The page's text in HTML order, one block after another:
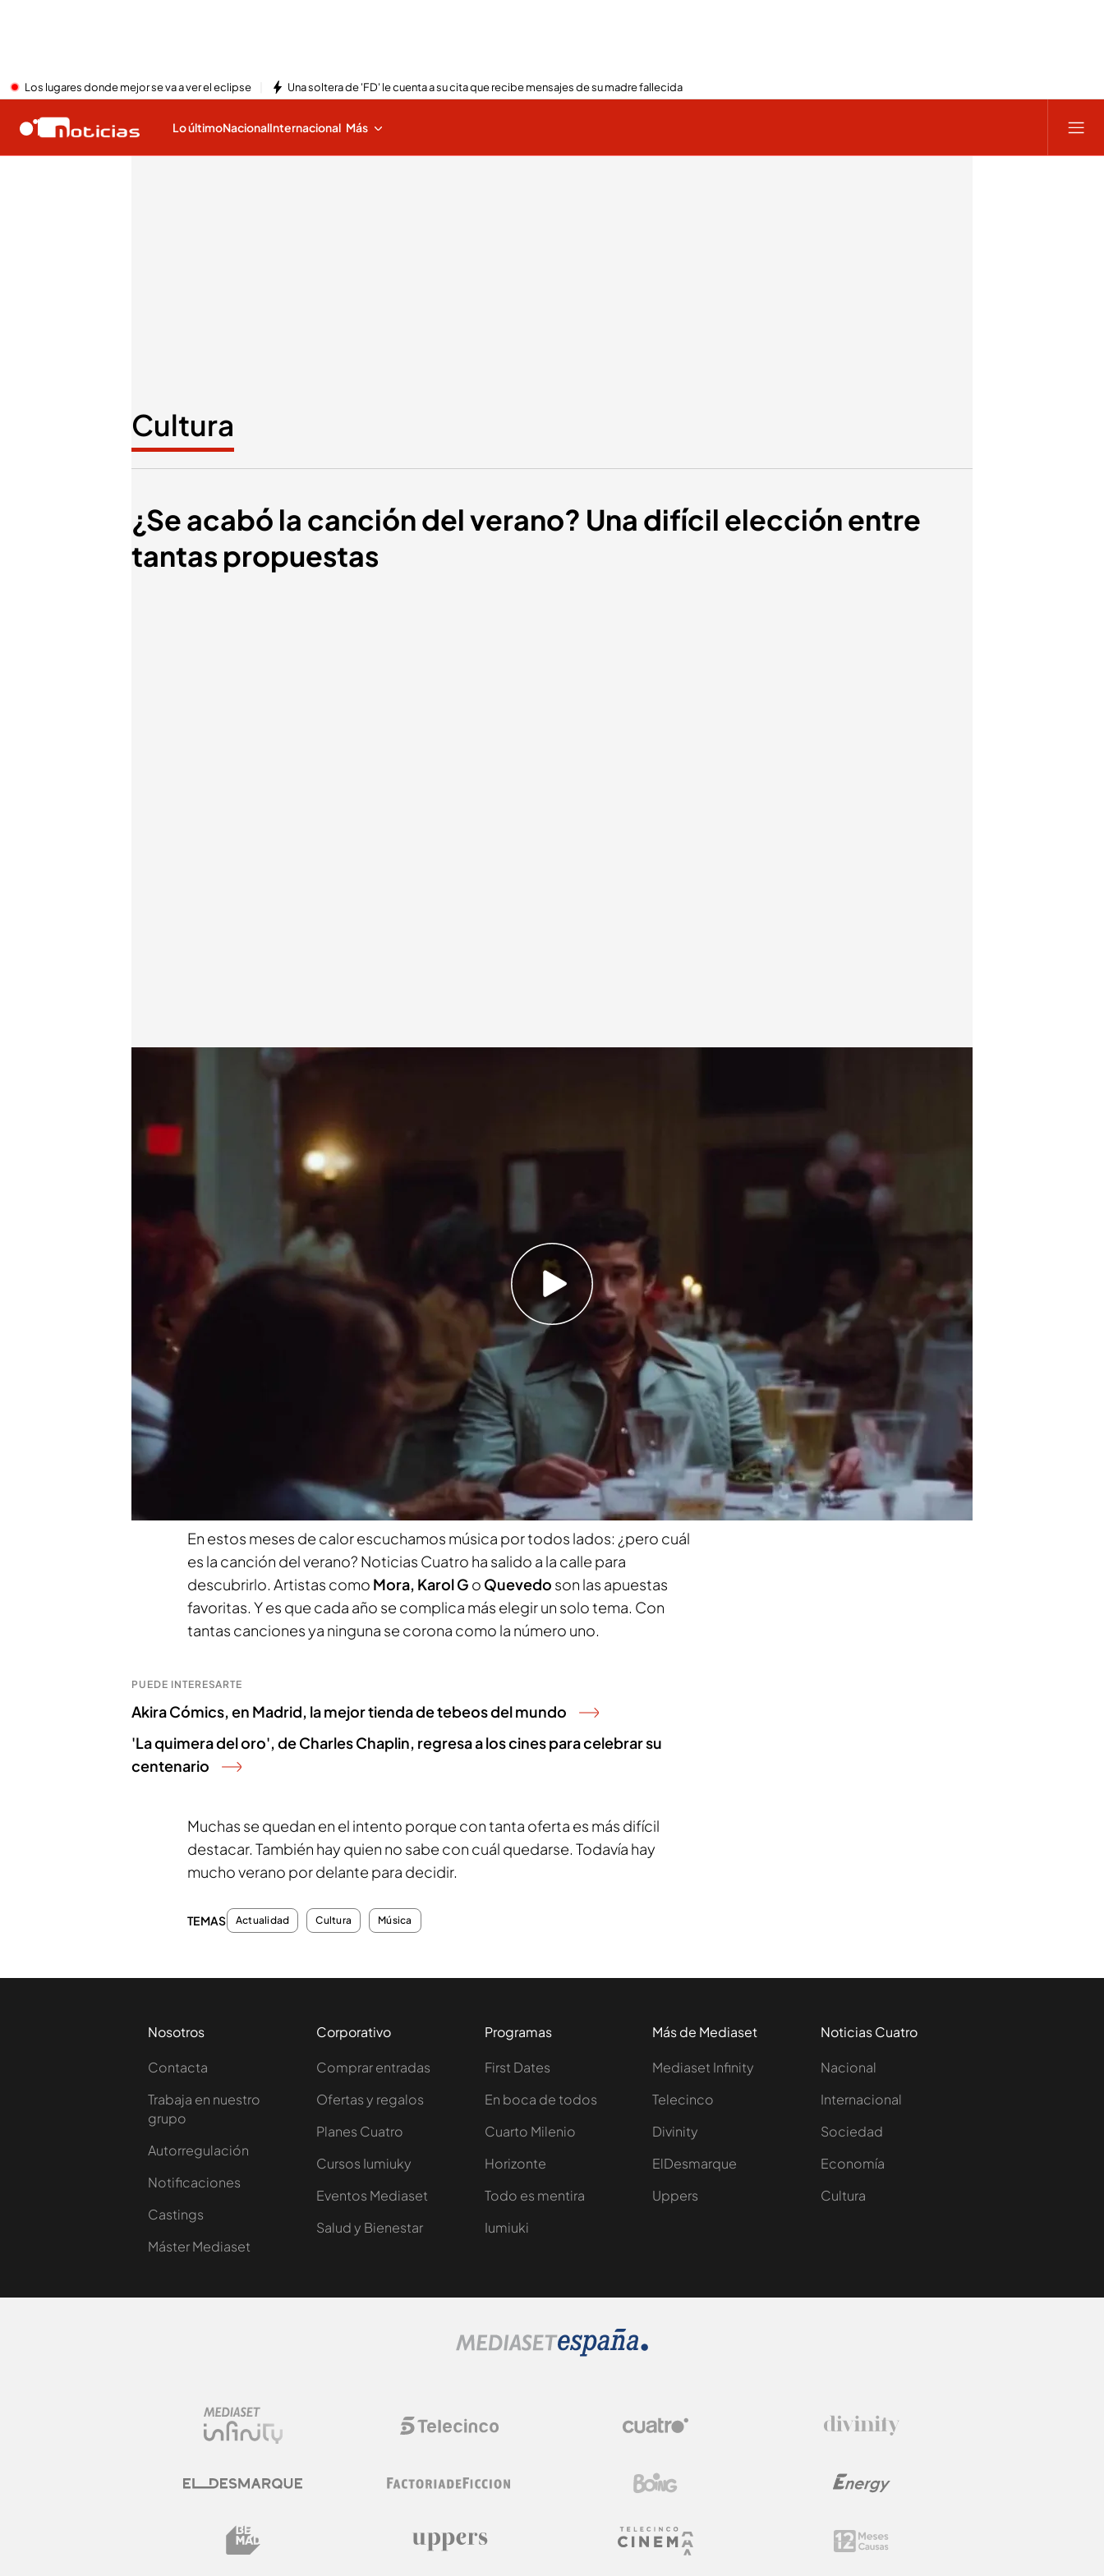
Los lugares donde mejor se va a ver el eclipse Una soltera de 'FD' le cuenta a su cita que recibe mensajes de su madre fallecida
Lo últimoNacionalInternacional Más
Cultura
¿Se acabó la canción del verano? Una difícil elección entre
tantas propuestas
Muchas canciones se quedan en el intento porque con tanta oferta es más difícil destacar
Cada año se complica más la elección de la canción del verano debido
a la amplia oferta musical
El padre Guilherme, conocido como el cura DJ, triunfa en el Medusa
Festival de Cullera, en Valencia
Compartir
canción del verano
? Eso es lo que parece. Ya no hay ningún
tema que tarareemos o bailemos durante esta época del año. ¿O puede
que si? Canciones como 'Yo quiero bailar' deSonia y Selena
, o 'Aserejé' de
son algunos de los temas imprescindibles de la lista de
canciones del verano. Muchas de ellas acompañadas con baila como la
'. Informa en el vídeo Clara Martín.
En estos meses de calor escuchamos música por todos lados: ¿pero cuál
es la canción del verano? Noticias Cuatro ha salido a la calle para
descubrirlo. Artistas como Mora, Karol G o Quevedo son las apuestas
favoritas. Y es que cada año se complica más elegir un solo tema. Con
tantas canciones ya ninguna se corona como la número uno.
PUEDE INTERESARTE
Akira Cómics, en Madrid, la mejor tienda de tebeos del mundo
'La quimera del oro', de Charles Chaplin, regresa a los cines para celebrar su
centenario
Muchas se quedan en el intento porque con tanta oferta es más difícil
destacar. También hay quien no sabe con cuál quedarse. Todavía hay
mucho verano por delante para decidir.
TEMAS Actualidad Cultura Música
Nosotros
Contacta
Trabaja en nuestro
grupo
Autorregulación
Notificaciones
Castings
Máster Mediaset
Corporativo
Comprar entradas
Ofertas y regalos
Planes Cuatro
Cursos Iumiuky
Eventos Mediaset
Salud y Bienestar
Programas
First Dates
En boca de todos
Cuarto Milenio
Horizonte
Todo es mentira
Iumiuki
Más de Mediaset
Mediaset Infinity
Telecinco
Divinity
ElDesmarque
Uppers
Noticias Cuatro
Nacional
Internacional
Sociedad
Economía
Cultura